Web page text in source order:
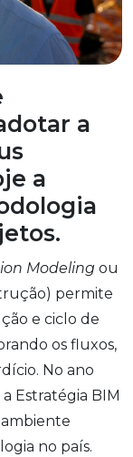
a
a
Modeling ou
permite
e ciclo de
os fluxos,
No ano
Estratégia BIM
no país.